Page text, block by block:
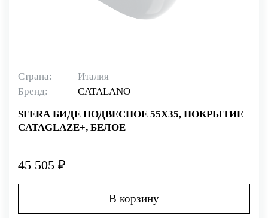
Страна:
Италия
Бренд:
CATALANO
SFERA БИДЕ ПОДВЕСНОЕ 55Х35, ПОКРЫТИЕ
CATAGLAZE+, БЕЛОЕ
45 505 ₽
В корзину